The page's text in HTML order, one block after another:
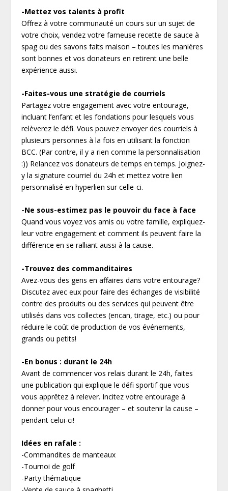
-Mettez vos talents à profit
Offrez à votre communauté un cours sur un sujet de
votre choix, vendez votre fameuse recette de sauce à
spag ou des savons faits maison – toutes les manières
sont bonnes et vos donateurs en retirent une belle
expérience aussi.
-Faites-vous une stratégie de courriels
Partagez votre engagement avec votre entourage,
incluant l’enfant et les fondations pour lesquels vous
relèverez le défi. Vous pouvez envoyer des courriels à
plusieurs personnes à la fois en utilisant la fonction
BCC. (Par contre, il y a rien comme la personnalisation
:)) Relancez vos donateurs de temps en temps. Joignez-
y la signature courriel du 24h et mettez votre lien
personnalisé en hyperlien sur celle-ci.
-Ne sous-estimez pas le pouvoir du face à face
Quand vous voyez vos amis ou votre famille, expliquez-
leur votre engagement et comment ils peuvent faire la
différence en se ralliant aussi à la cause.
-Trouvez des commanditaires
Avez-vous des gens en affaires dans votre entourage?
Discutez avec eux pour faire des échanges de visibilité
contre des produits ou des services qui peuvent être
utilisés dans vos collectes (encan, tirage, etc.) ou pour
réduire le coût de production de vos événements,
grands ou petits!
-En bonus : durant le 24h
Avant de commencer vos relais durant le 24h, faites
une publication qui explique le défi sportif que vous
vous apprêtez à relever. Incitez votre entourage à
donner pour vous encourager – et soutenir la cause –
pendant celui-ci!
Idées en rafale :
-Commandites de manteaux
-Tournoi de golf
-Party thématique